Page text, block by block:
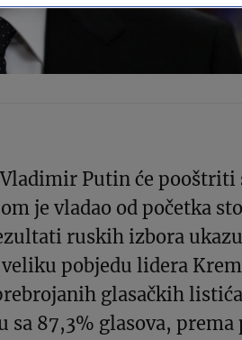
Putin će pooštriti
je vladao od početka
ruskih izbora
pobjedu lidera
glasačkih
sa 87,3% glasova,